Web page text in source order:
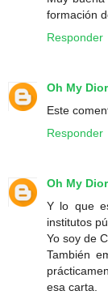
formación
Responder
Oh My
Este
Responder
Oh My
Y lo que
institutos
Yo soy de
También
esa carta.